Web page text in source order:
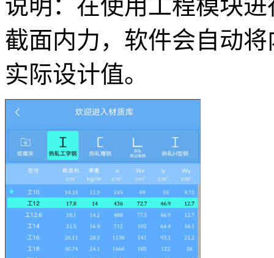
说明：在使用工程模块
截面内力，软件会自动
实际设计值。